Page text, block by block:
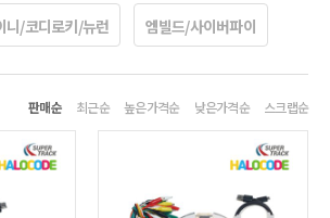
니/코디로키/뉴런 엠빌드/사이버파이
판매순 최근순 높은가격순 낮은가격순 스크랩순